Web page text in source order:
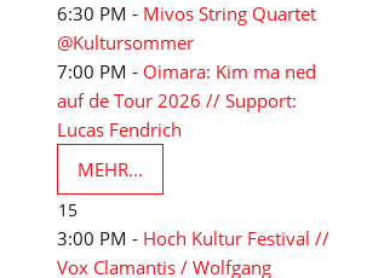
6:30 PM - Mivos String Quartet
@Kultursommer
7:00 PM - Oimara: Kim ma ned
auf de Tour 2026 // Support:
Lucas Fendrich
MEHR...
15
3:00 PM - Hoch Kultur Festival //
Vox Clamantis / Wolfgang